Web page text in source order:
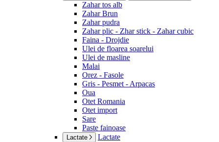
Zahar tos alb
Zahar Brun
Zahar pudra
Zahar plic - Zhar stick - Zahar cubic
Faina - Drojdie
Ulei de floarea soarelui
Ulei de masline
Malai
Orez - Fasole
Gris - Pesmet - Arpacas
Oua
Otet Romania
Otet import
Sare
Paste fainoase
Lactate Lactate